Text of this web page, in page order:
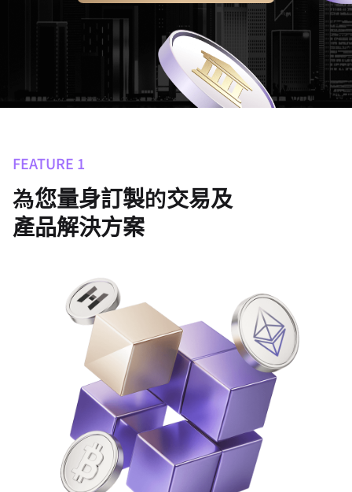
FEATURE 1
為您量身訂製的交易及
產品解決方案